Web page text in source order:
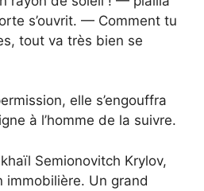
s’ouvrit. — Comment tu
tout va très bien se
elle s’engouffra
à l’homme de la suivre.
Semionovitch Krylov,
immobilière. Un grand